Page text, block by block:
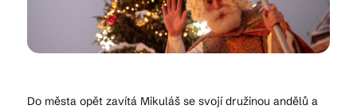
Praktické info
Do města opět zavítá Mikuláš se svojí družinou andělů a